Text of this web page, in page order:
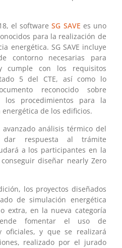
el softwareSG SAVE es uno
para la realización de
energética. SG SAVE incluye
contorno necesarias para
cumple con los requisitos
5 del CTE, así como lo
reconocido sobre
los procedimientos para la
de los edificios.
análisis térmico del
dar respuesta al trámite
a los participantes en la
diseñar nearly Zero
los proyectos diseñados
de simulación energética
extra, en la nueva categoría
fomentar el uso de
oficiales, y que se realizará
realizado por el jurado